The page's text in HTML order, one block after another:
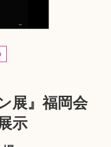
展』福岡会
示